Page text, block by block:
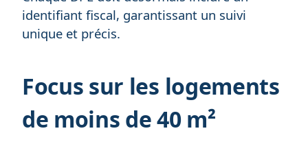
identifiant fiscal, garantissant un suivi
unique et précis.
Focus sur les logements
de moins de 40 m²